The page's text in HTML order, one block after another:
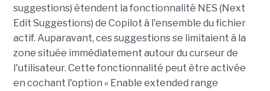
suggestions) étendent la fonctionnalité NES (Next
Edit Suggestions) de Copilot à l'ensemble du fichier
actif. Auparavant, ces suggestions se limitaient à la
zone située immédiatement autour du curseur de
l'utilisateur. Cette fonctionnalité peut être activée
en cochant l'option « Enable extended range